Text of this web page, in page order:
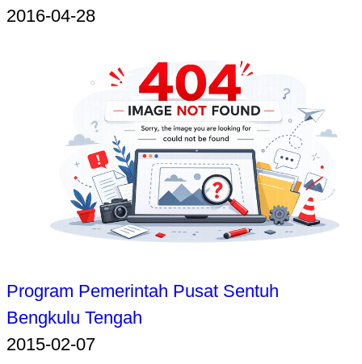
2016-04-28
Program Pemerintah Pusat Sentuh
Bengkulu Tengah
2015-02-07